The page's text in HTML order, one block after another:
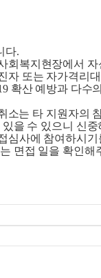
다.
회복지현장에서 자
자 또는 자가격리
확산 예방과 다수
소는 타 지원자의
을 수 있으니 신중
심사에 참여하시
면접 일을 확인해